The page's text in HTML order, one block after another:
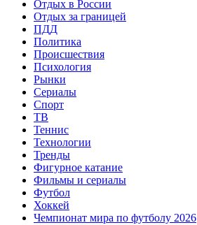
Отдых в России
Отдых за границей
ПДД
Политика
Происшествия
Психология
Рынки
Сериалы
Спорт
ТВ
Теннис
Технологии
Тренды
Фигурное катание
Фильмы и сериалы
Футбол
Хоккей
Чемпионат мира по футболу 2026